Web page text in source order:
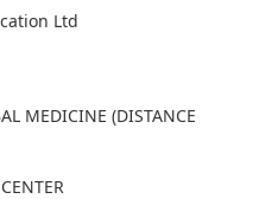
Ltd
MEDICINE (DISTANCE